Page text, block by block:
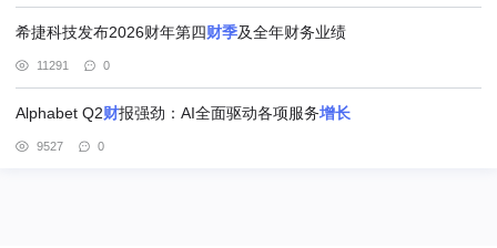
希捷科技发布2026财年第四财季及全年财务业绩
11291 0
Alphabet Q2财报强劲：AI全面驱动各项服务增长
9527 0